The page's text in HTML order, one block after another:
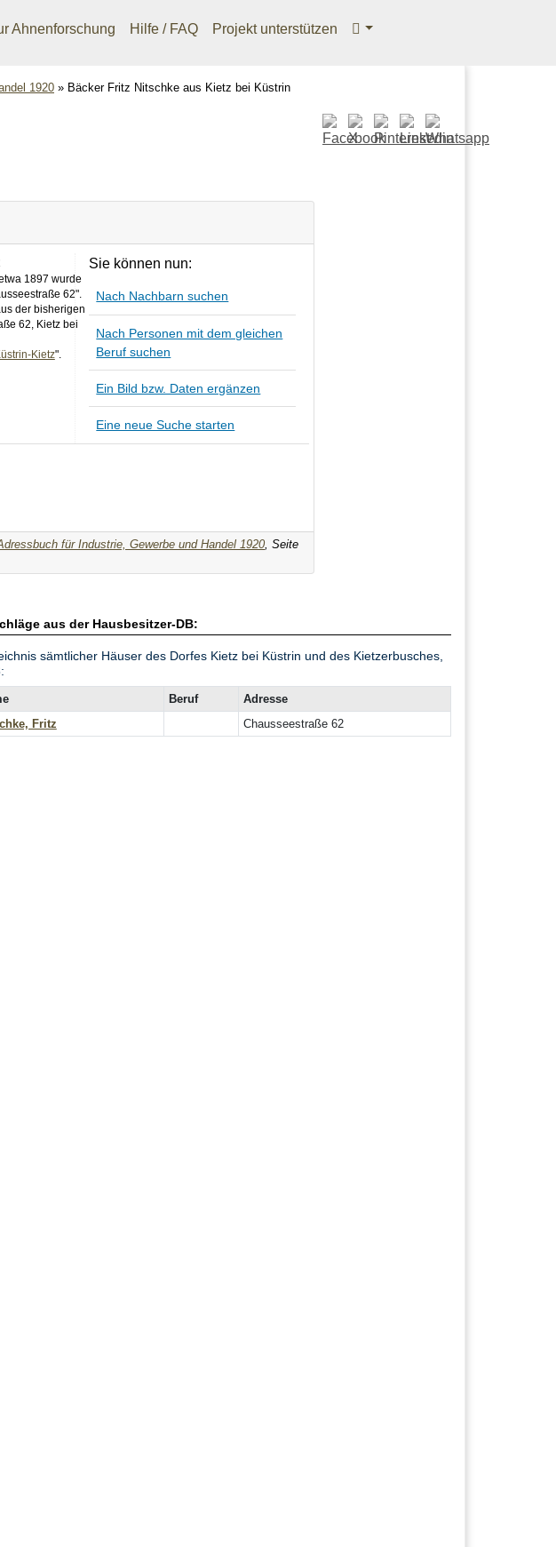
Ahnenforschung Hilfe / FAQ Projekt unterstützen
1920 » Bäcker Fritz Nitschke aus Kietz bei Küstrin
1897 wurde
62".
der bisherigen
62, Kietz bei
Kietz".
Sie können nun:
Nach Nachbarn suchen
Nach Personen mit dem gleichen
Beruf suchen
Ein Bild bzw. Daten ergänzen
Eine neue Suche starten
für Industrie, Gewerbe und Handel 1920 , Seite
aus der Hausbesitzer-DB:
sämtlicher Häuser des Dorfes Kietz bei Küstrin und des Kietzerbusches,
Beruf
Adresse
Fritz
Chausseestraße 62